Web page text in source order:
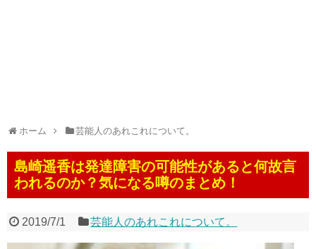
ホーム 芸能人のあれこれについて。
島崎遥香は発達障害の可能性があると何故言
われるのか？気になる噂のまとめ！
2019/7/1 芸能人のあれこれについて。